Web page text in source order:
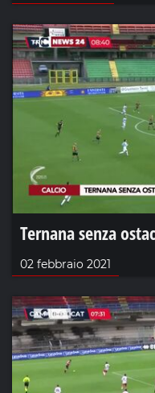
Ternana senza
02 febbraio 2021